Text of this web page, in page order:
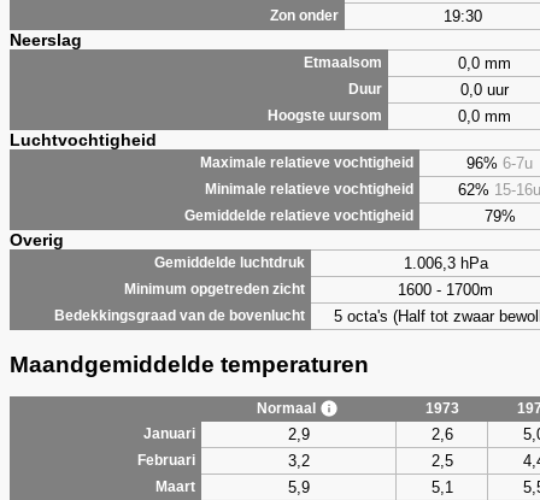
Zon onder 19:30
Neerslag
Etmaalsom 0,0 mm
Duur 0,0 uur
Hoogste uursom 0,0 mm
Luchtvochtigheid
Maximale relatieve vochtigheid 96% 6-7u
Minimale relatieve vochtigheid 62% 15-16u
Gemiddelde relatieve vochtigheid 79%
Overig
Gemiddelde luchtdruk 1.006,3 hPa
Minimum opgetreden zicht 1600 - 1700m
Bedekkingsgraad van de bovenlucht 5 octa's (Half tot zwaar
Maandgemiddelde temperaturen
Normaal 1973
Januari
2,9 2,6
Februari 3,2 2,5
Maart 5,9 5,1